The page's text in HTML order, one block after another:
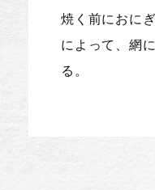
焼く前におに
によって、網
る。